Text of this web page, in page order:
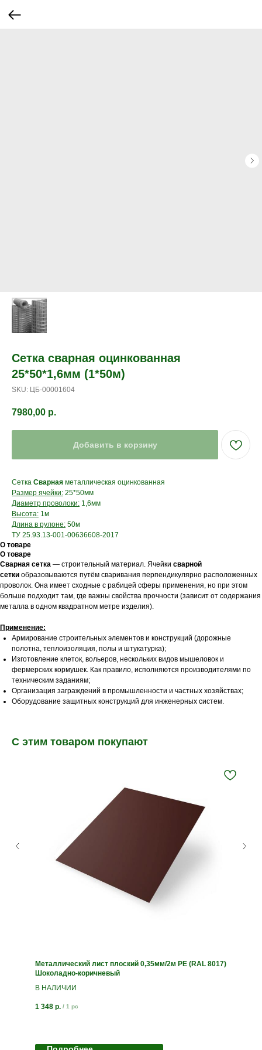
Сетка сварная оцинкованная
25*50*1,6мм (1*50м)
SKU: ЦБ-00001604
7980,00 р.
Добавить в корзину
Сетка Сварная металлическая оцинкованная
Размер ячейки: 25*50мм
Диаметр проволоки: 1,6мм
Высота: 1м
Длина в рулоне: 50м
ТУ 25.93.13-001-00636608-2017
О товаре
О товаре
Сварная сетка — строительный материал. Ячейки сварной
сетки образовываются путём сваривания перпендикулярно расположенных
проволок. Она имеет сходные с рабицей сферы применения, но при этом
больше подходит там, где важны свойства прочности (зависит от содержания
металла в одном квадратном метре изделия).
Применение:
Армирование строительных элементов и конструкций (дорожные
полотна, теплоизоляция, полы и штукатурка);
Изготовление клеток, вольеров, нескольких видов мышеловок и
фермерских кормушек. Как правило, исполняются производителями по
техническим заданиям;
Организация заграждений в промышленности и частных хозяйствах;
Оборудование защитных конструкций для инженерных систем.
С этим товаром покупают
Металлический лист плоский 0,35мм/2м PE (RAL 8017)
Шоколадно-коричневый
В НАЛИЧИИ
1 348 р. / 1 pc